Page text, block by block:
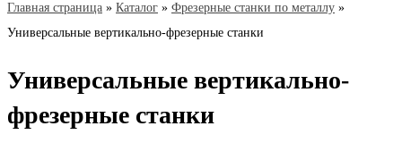
Главная страница » Каталог » Фрезерные станки по металлу »
Универсальные вертикально-фрезерные станки
Универсальные вертикально-
фрезерные станки